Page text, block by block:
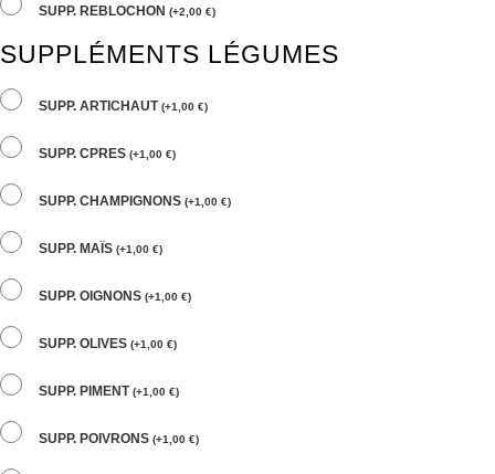
SUPP. REBLOCHON (+2,00 €)
SUPPLÉMENTS LÉGUMES
SUPP. ARTICHAUT(+1,00 €)
SUPP. CPRES (+1,00 €)
SUPP. CHAMPIGNONS (+1,00 €)
SUPP. MAÏS (+1,00 €)
SUPP. OIGNONS (+1,00 €)
SUPP. OLIVES (+1,00 €)
SUPP. PIMENT(+1,00 €)
SUPP. POIVRONS (+1,00 €)